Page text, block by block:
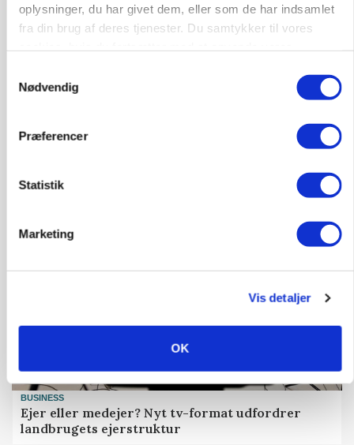
oplysninger, du har givet dem, eller som de har indsamlet
fra din brug af deres tjenester. Du samtykker til vores
Nødvendig
Præferencer
Statistik
Marketing
Vis detaljer
OK
Prisgab på 20 kroner pr. kg vokser: Polsk kylling
presser markedet
BUSINESS
Ejer eller medejer? Nyt tv-format udfordrer
landbrugets ejerstruktur